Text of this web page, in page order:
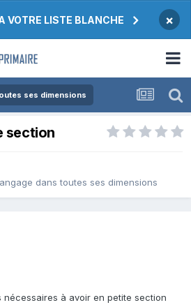
VOTRE LISTE BLANCHE ×
ses dimensions
section
dans toutes ses dimensions
à avoir en petite section